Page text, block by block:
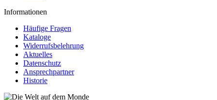
Informationen
Häufige Fragen
Kataloge
Widerrufsbelehrung
Aktuelles
Datenschutz
Ansprechpartner
Historie